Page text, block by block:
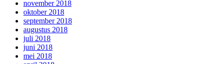
november 2018
oktober 2018
september 2018
augustus 2018
juli 2018
juni 2018
mei 2018